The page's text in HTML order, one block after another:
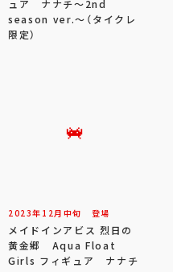
ュア ナナチ～2nd
season ver.～（タイクレ
限定）
2023年 12 月 中旬 登場
メイドインアビス 烈日の
黄金郷 Aqua Float
Girls フィギュア ナナチ